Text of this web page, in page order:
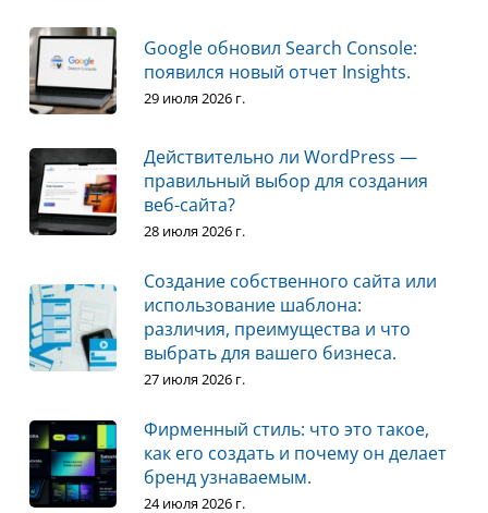
Google обновил Search Console:
появился новый отчет Insights.
29 июля 2026 г.
Действительно ли WordPress —
правильный выбор для создания
веб-сайта?
28 июля 2026 г.
Создание собственного сайта или
использование шаблона:
различия, преимущества и что
выбрать для вашего бизнеса.
27 июля 2026 г.
Фирменный стиль: что это такое,
как его создать и почему он делает
бренд узнаваемым.
24 июля 2026 г.